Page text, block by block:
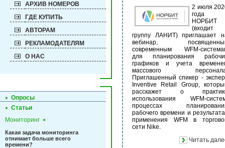
АРХИВ НОМЕРОВ
ГДЕ КУПИТЬ
АВТОРАМ
РЕКЛАМОДАТЕЛЯМ
О НАС
Опросы
Статьи
Мониторинг
Какая задача мониторинга
отнимает больше всего
времени?
2 июля
года
НОРБИТ
(входит
группу ЛАНИТ) приглашает
вебинар,
современным WFM-
для планирования
графиков и учета
массового
Приглашенный спикер -
Inventive Retail Group,
расскажет о
использования WFM-
процессах
рабочего времени и
применения WFM в
сети Nike.
Читать